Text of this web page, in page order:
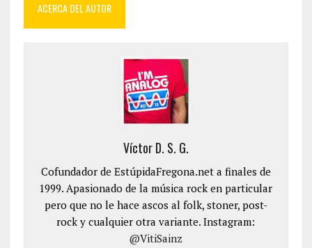
ACERCA DEL AUTOR
Víctor D. S. G.
Cofundador de EstúpidaFregona.net a finales de
1999. Apasionado de la música rock en particular
pero que no le hace ascos al folk, stoner, post-
rock y cualquier otra variante. Instagram:
@VitiSainz